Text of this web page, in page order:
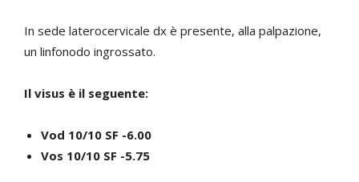
In sede laterocervicale dx è presente, alla palpazione,
un linfonodo ingrossato.
Il visus è il seguente:
Vod 10/10 SF -6.00
Vos 10/10 SF -5.75